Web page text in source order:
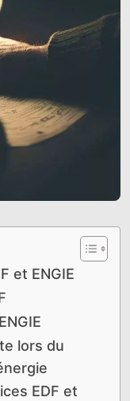
et ENGIE
lors du
EDF et